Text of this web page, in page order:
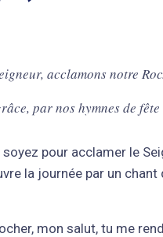
acclamons notre
par nos hymnes de
pour acclamer le
la journée par un
mon salut, tu me